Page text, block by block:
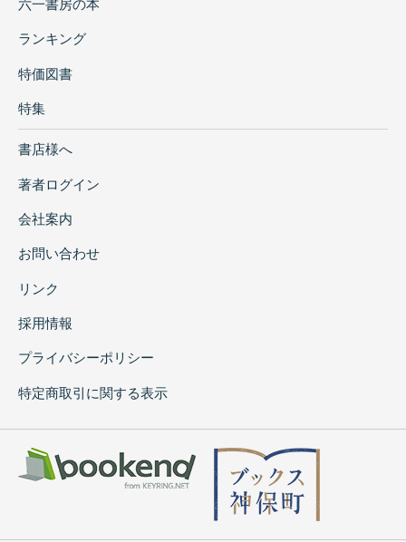
六一書房の本
ランキング
特価図書
特集
書店様へ
著者ログイン
会社案内
お問い合わせ
リンク
採用情報
プライバシーポリシー
特定商取引に関する表示